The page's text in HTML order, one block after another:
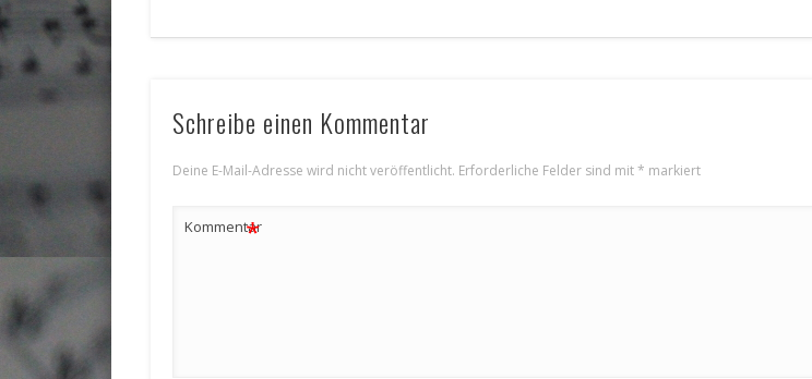
Schreibe einen Kommentar
Deine E-Mail-Adresse wird nicht veröffentlicht. Erforderliche Felder sind mit* markiert
Kommentar
*